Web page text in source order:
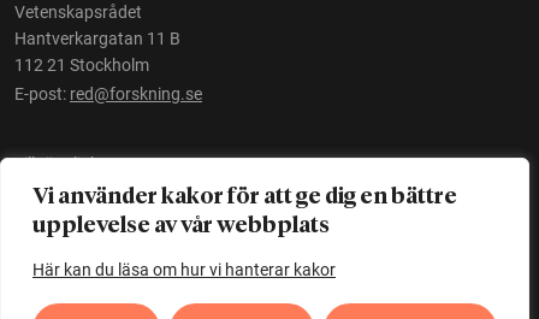
Vi använder kakor för att ge dig en bättre
upplevelse av vår webbplats
Här kan du läsa om hur vi hanterar kakor
Vetenskapsrådet
Hantverkargatan 11 B
112 21 Stockholm
E-post: red@forskning.se
Tillgänglighet
Ett initiativ avVetenskapsrådet